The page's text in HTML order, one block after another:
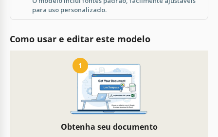
para uso personalizado.
Como usar e editar este modelo
1
Obtenha seu documento